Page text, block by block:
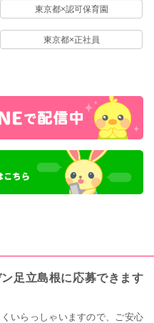
東京都×認可保育園
東京都×正社員
足立島根に応募できます
いらっしゃいますので、ご安心